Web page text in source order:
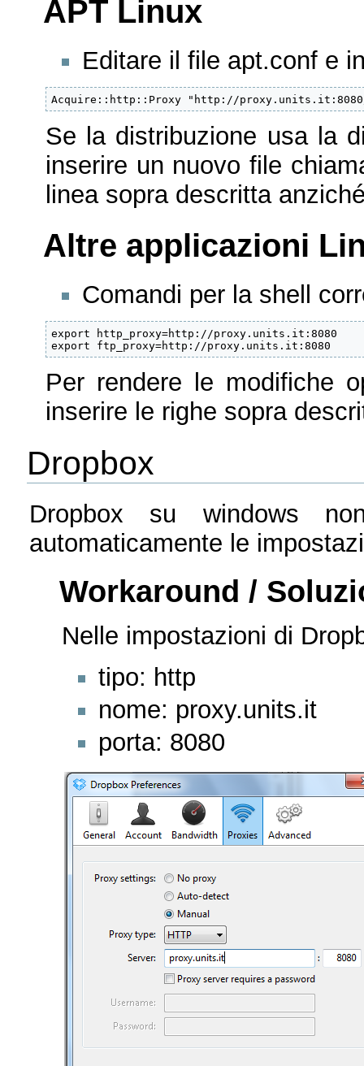
APT Linux
Editare il file apt.conf e
Acquire::http::Proxy "http://
Se la distribuzione usa la
inserire un nuovo file
linea sopra descritta
Altre applicazioni
Comandi per la shell
export http_proxy=http://proxy.units.it:8080
export ftp_proxy=http://proxy.units.it:8080
Per rendere le modifiche
inserire le righe sopra
Dropbox
Dropbox su windows
automaticamente le
Workaround /
Nelle impostazioni di
tipo: http
nome: proxy.units.it
porta: 8080